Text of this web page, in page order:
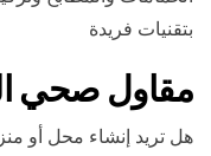
بتقنيات فريدة
مقاول صحي
هل تريد إنشاء محل أو